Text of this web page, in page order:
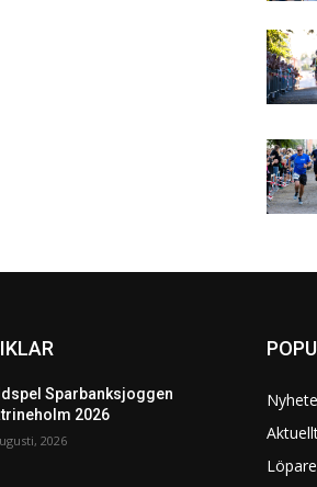
Sparbanksjoggen
2026
2026